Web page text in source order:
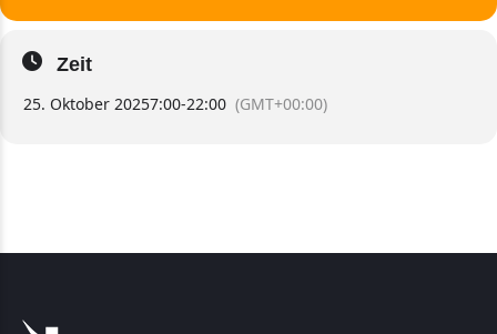
Zeit
25. Oktober 20257:00-22:00 (GMT+00:00)